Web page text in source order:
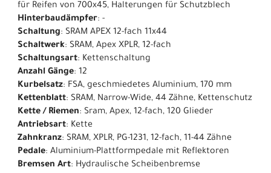
für Reifen von 700x45, Halterungen für Schutzblech
Hinterbaudämpfer: -
Schaltung: SRAM APEX 12-fach 11x44
Schaltwerk: SRAM, Apex XPLR, 12-fach
Schaltungsart: Kettenschaltung
Anzahl Gänge: 12
Kurbelsatz: FSA, geschmiedetes Aluminium, 170 mm
Kettenblatt: SRAM, Narrow-Wide, 44 Zähne, Kettenschutz
Kette / Riemen: Sram, Apex, 12-fach, 120 Glieder
Antriebsart: Kette
Zahnkranz: SRAM, XPLR, PG-1231, 12-fach, 11-44 Zähne
Pedale: Aluminium-Plattformpedale mit Reflektoren
Bremsen Art: Hydraulische Scheibenbremse